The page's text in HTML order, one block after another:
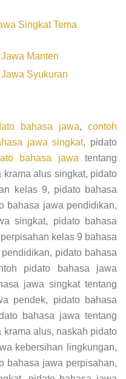
Singkat Tema
Manten
Syukuran
bahasa jawa,contoh
jawa singkat, pidato
bahasa jawa tentang
alus singkat, pidato
kelas 9, pidato bahasa
bahasa jawa pendidikan,
singkat, pidato bahasa
kelas 9 bahasa
pidato bahasa
pidato bahasa jawa
jawa singkat tentang
pendek, pidato bahasa
bahasa jawa tentang
alus, naskah pidato
kebersihan lingkungan,
bahasa jawa perpisahan,